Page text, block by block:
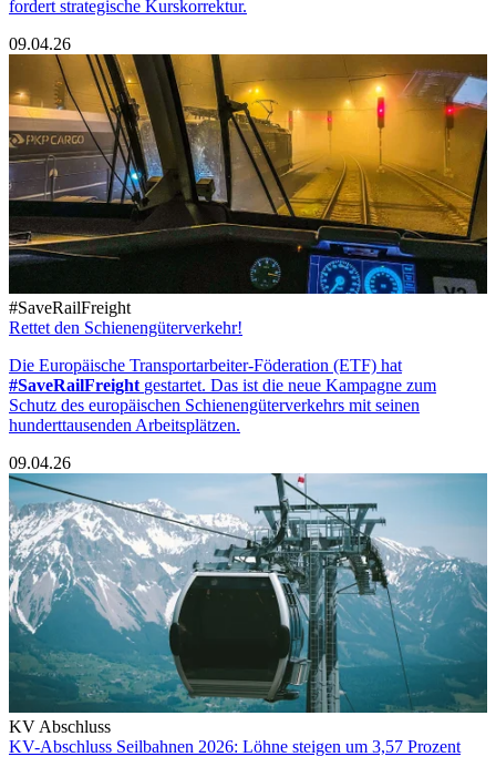
fordert strategische Kurskorrektur.
09.04.26
#SaveRailFreight
Rettet den Schienengüterverkehr!
Die Europäische Transportarbeiter-Föderation (ETF) hat
#SaveRailFreight gestartet. Das ist die neue Kampagne zum
Schutz des europäischen Schienengüterverkehrs mit seinen
hunderttausenden Arbeitsplätzen.
09.04.26
KV Abschluss
KV-Abschluss Seilbahnen 2026: Löhne steigen um 3,57 Prozent